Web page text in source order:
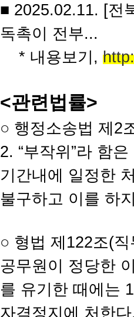
■ 2025.02.11. [전
독촉이 전부...
* 내용보기,
<관련법률>
○ 행정소송법 제2
2. “부작위”라 함
기간내에 일정한
불구하고 이를 하
○ 형법 제122조(
공무원이 정당한
를 유기한 때에는
자격정지에 처한